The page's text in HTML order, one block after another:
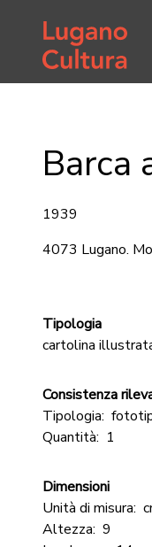
Home page
Barca
1939
4073 Lugano.
Tipologia
cartolina
Consistenza
Tipologia:
Quantità: 1
Dimensioni
Unità di misura:
Altezza: 9